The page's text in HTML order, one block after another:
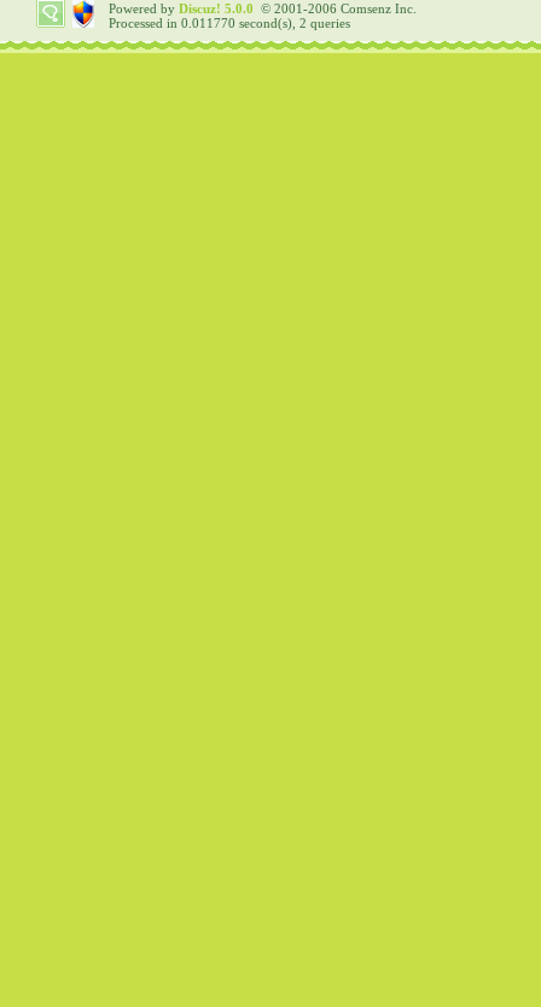
Powered by Discuz! 5.0.0 © 2001-2006 Comsenz Inc.
Processed in 0.011770 second(s), 2 queries